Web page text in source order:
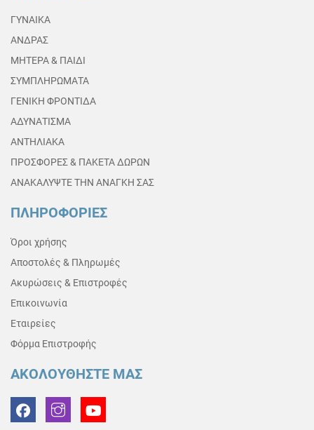
ΓΥΝΑΙΚΑ
ΑΝΔΡΑΣ
ΜΗΤΕΡΑ & ΠΑΙΔΙ
ΣΥΜΠΛΗΡΩΜΑΤΑ
ΓΕΝΙΚΗ ΦΡΟΝΤΙΔΑ
ΑΔΥΝΑΤΙΣΜΑ
ΑΝΤΗΛΙΑΚΑ
ΠΡΟΣΦΟΡΕΣ & ΠΑΚΕΤΑ ΔΩΡΩΝ
ΑΝΑΚΑΛΥΨΤΕ ΤΗΝ ΑΝΑΓΚΗ ΣΑΣ
ΠΛΗΡΟΦΟΡΙΕΣ
Όροι χρήσης
Αποστολές & Πληρωμές
Ακυρώσεις & Επιστροφές
Επικοινωνία
Εταιρείες
Φόρμα Επιστροφής
ΑΚΟΛΟΥΘΗΣΤΕ ΜΑΣ